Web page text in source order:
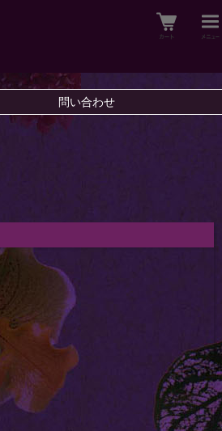
問い合わせ